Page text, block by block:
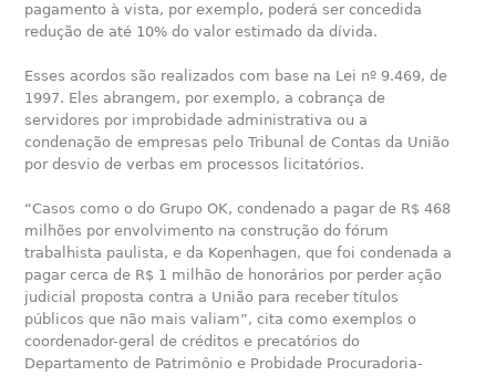
pagamento à vista, por exemplo, poderá ser concedida
redução de até 10% do valor estimado da dívida.
Esses acordos são realizados com base na Lei nº 9.469, de
1997. Eles abrangem, por exemplo, a cobrança de
servidores por improbidade administrativa ou a
condenação de empresas pelo Tribunal de Contas da União
por desvio de verbas em processos licitatórios.
“Casos como o do Grupo OK, condenado a pagar de R$ 468
milhões por envolvimento na construção do fórum
trabalhista paulista, e da Kopenhagen, que foi condenada a
pagar cerca de R$ 1 milhão de honorários por perder ação
judicial proposta contra a União para receber títulos
públicos que não mais valiam”, cita como exemplos o
coordenador-geral de créditos e precatórios do
Departamento de Patrimônio e Probidade Procuradoria-